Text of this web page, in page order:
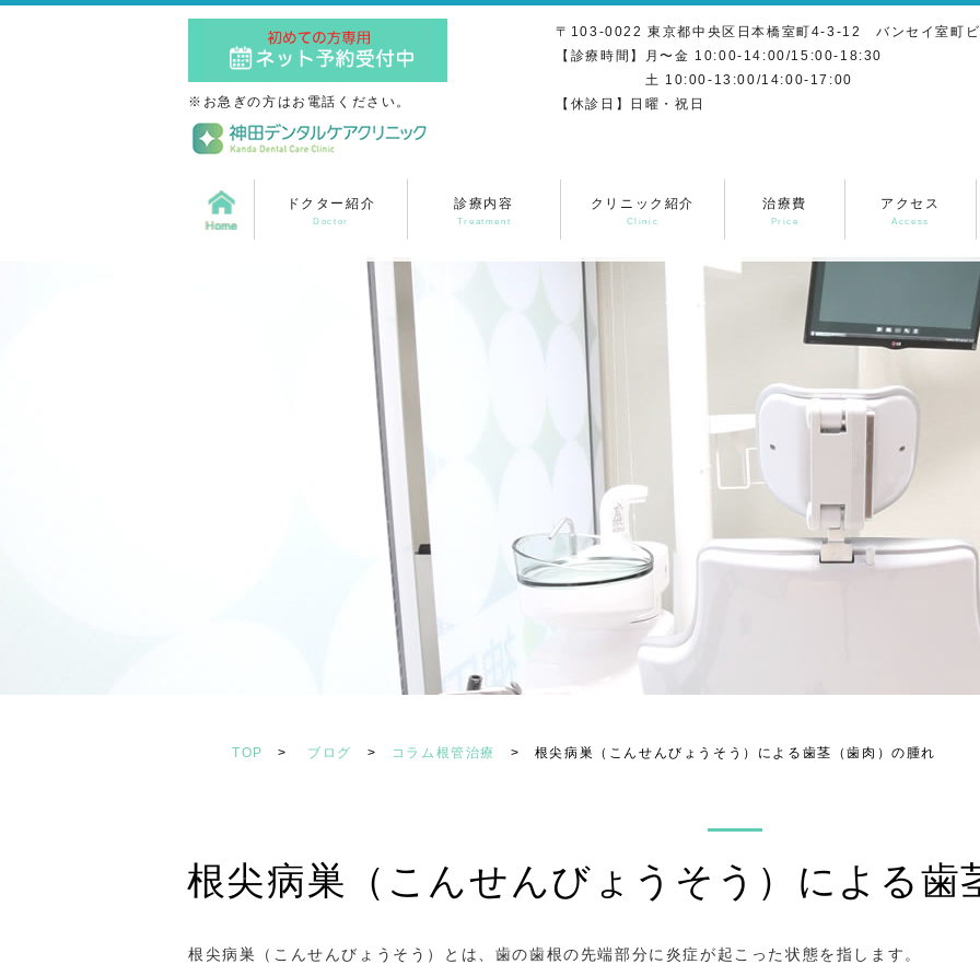
〒103-0022 東京都中央区日本橋室町4-3-12 バンセイ室町
【診療時間】月〜金 10:00-14:00/15:00-18:30
土 10:00-13:00/14:00-17:00
【休診日】日曜・祝日
※お急ぎの方はお電話ください。
ドクター紹介
Doctor
診療内容
Treatment
クリニック紹介
Clinic
治療費
Price
アクセス
Access
TOP > ブログ > コラム根管治療 > 根尖病巣（こんせんびょうそう）による歯茎（歯肉）の腫れ
根尖病巣（こんせんびょうそう）による歯
根尖病巣（こんせんびょうそう）とは、歯の歯根の先端部分に炎症が起こった状態を指します。